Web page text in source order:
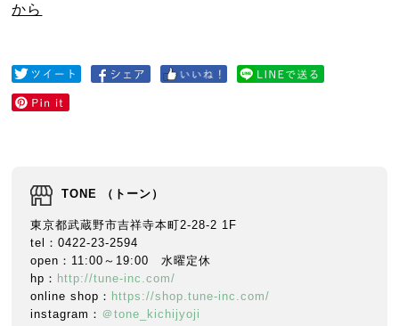
から
TONE （トーン）
東京都武蔵野市吉祥寺本町2-28-2 1F
tel：0422-23-2594
open：11:00～19:00 水曜定休
hp： http://tune-inc.com/
online shop： https://shop.tune-inc.com/
instagram： ＠tone_kichijyoji